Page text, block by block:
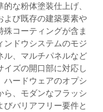
な粉体塗装仕上げ、
よび既存の建築要素や
コーティングが含ま
ンドウシステムのモジ
ル、マルチパネルなど
ズの開口部に対応し
ハードウェアのオプシ
ら、モダンなフラッシ
バリアフリー要件と